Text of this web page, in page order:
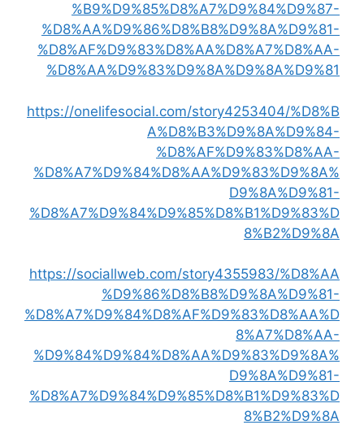
%B9%D9%85%D8%A7%D9%84%D9%87-
%D8%AA%D9%86%D8%B8%D9%8A%D9%81-
%D8%AF%D9%83%D8%AA%D8%A7%D8%AA-
%D8%AA%D9%83%D9%8A%D9%8A%D9%81
https://onelifesocial.com/story4253404/%D8%B
A%D8%B3%D9%8A%D9%84-
%D8%AF%D9%83%D8%AA-
%D8%A7%D9%84%D8%AA%D9%83%D9%8A%
D9%8A%D9%81-
%D8%A7%D9%84%D9%85%D8%B1%D9%83%D
8%B2%D9%8A
https://sociallweb.com/story4355983/%D8%AA
%D9%86%D8%B8%D9%8A%D9%81-
%D8%A7%D9%84%D8%AF%D9%83%D8%AA%D
8%A7%D8%AA-
%D9%84%D9%84%D8%AA%D9%83%D9%8A%
D9%8A%D9%81-
%D8%A7%D9%84%D9%85%D8%B1%D9%83%D
8%B2%D9%8A